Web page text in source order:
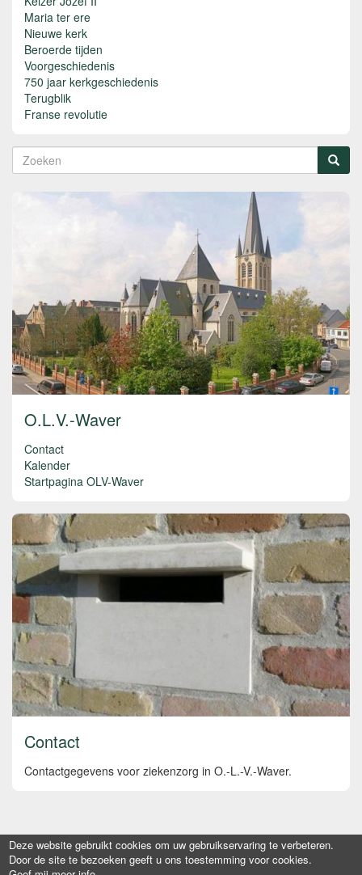
Maria ter ere
Nieuwe kerk
Beroerde tijden
Voorgeschiedenis
750 jaar kerkgeschiedenis
Terugblik
Franse revolutie
Zoekveld
O.L.V.-Waver
Contact
Kalender
Startpagina OLV-Waver
Contact
Contactgegevens voor ziekenzorg in O.-L.-V.-Waver.
Deze website gebruikt cookies om uw gebruikservaring te verbeteren.
Door de site te bezoeken geeft u ons toestemming voor cookies.